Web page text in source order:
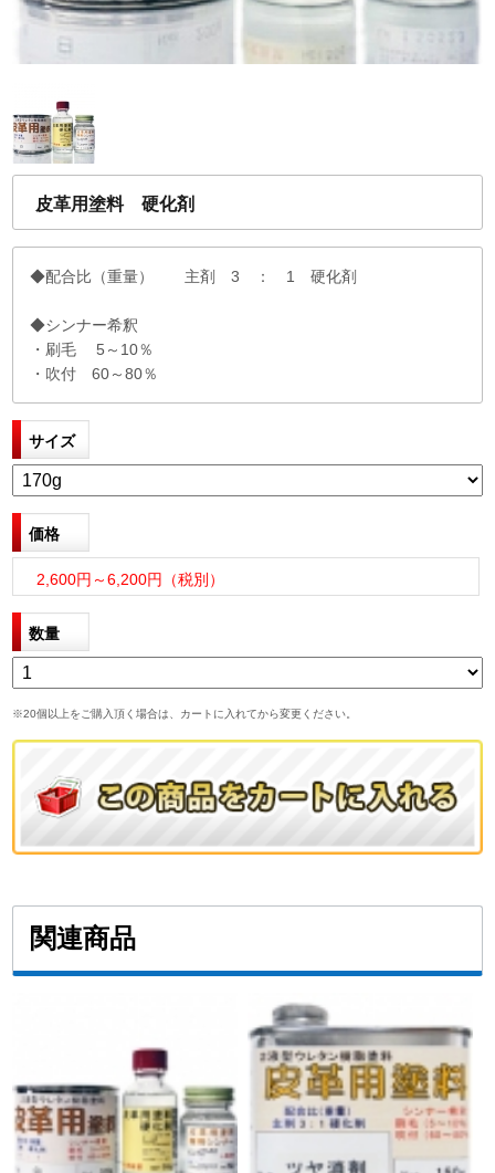
皮革用塗料 硬化剤
◆配合比（重量） 主剤 3 ： 1 硬化剤
◆シンナー希釈
・刷毛 5～10％
・吹付 60～80％
サイズ
価格
2,600円～6,200円（税別）
数量
※20個以上をご購入頂く場合は、カートに入れてから変更ください。
関連商品